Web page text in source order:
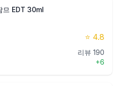
므 EDT 30ml
⭐ 4.8
리뷰 190
+6